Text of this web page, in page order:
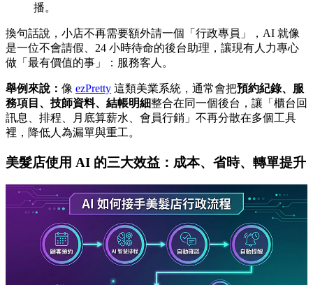
播。
換句話說，小店不再需要額外請一個「行政專員」，AI 就像
是一位不會請假、24 小時待命的後台助理，讓現有人力專心
做「最有價值的事」：服務客人。
舉例來說： 像 ezPretty 這類美業系統，通常會把預約紀錄、服
務項目、技師資料、結帳明細整合在同一個後台，讓「櫃台回
訊息、排程、月底算薪水、會員行銷」不再分散在多個工具
裡，降低人為漏單與重工。
美髮店使用 AI 的三大效益：成本、省時、轉單提升